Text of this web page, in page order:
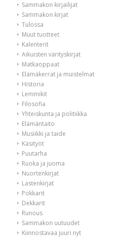
Sammakon kirjailijat
Sammakon kirjat
Tulossa
Muut tuotteet
Kalenterit
Aikuisten värityskirjat
Matkaoppaat
Elämäkerrat ja muistelmat
Historia
Lemmikit
Filosofia
Yhteiskunta ja politiikka
Elämäntaito
Musiikki ja taide
Käsityöt
Puutarha
Ruoka ja juoma
Nuortenkirjat
Lastenkirjat
Pokkarit
Dekkarit
Runous
Sammakon uutuudet
Kiinnostavaa juuri nyt